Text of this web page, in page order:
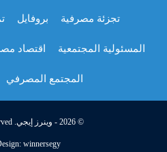
تجزئة مصرفية بروفايل
المسئولية المجتمعية اقتصاد
المجتمع المصرفي
© 2026 - وينرز إيجي. All Rights Reserved.
winnersegy